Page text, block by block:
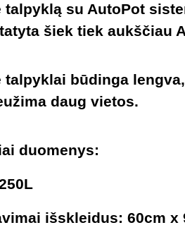
talpyklą su AutoPot
šiek tiek aukščiau
talpyklai būdinga
daug vietos.
duomenys:
išskleidus: 60cm x